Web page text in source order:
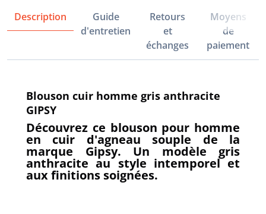
Description
Guide
d'entretien
Retours
et
échanges
Moyens
de
paiement
Blouson cuir homme gris anthracite
GIPSY
Découvrez ce blouson pour homme
en cuir d'agneau souple de la
marque Gipsy. Un modèle gris
anthracite au style intemporel et
aux finitions soignées.